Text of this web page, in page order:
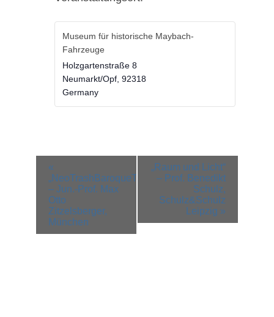
Museum für historische Maybach-
Fahrzeuge
Holzgartenstraße 8
Neumarkt/Opf, 92318
Germany
Navigation
«
„NeoTrashBaroqueToGo“
– Jun.-Prof. Max
Otto
Zitzelsberger,
München
„Raum und Licht“
– Prof. Benedikt
Schulz,
Schulz&Schulz
Leipzig »